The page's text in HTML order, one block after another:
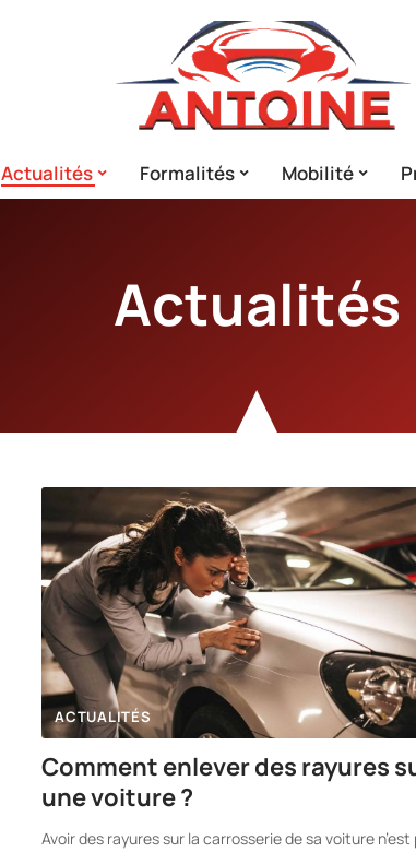
Actualités Formalités Mobilité
Actualités
ACTUALITÉS
Comment enlever des rayures
une voiture ?
Avoir des rayures sur la carrosserie de sa voiture n’est